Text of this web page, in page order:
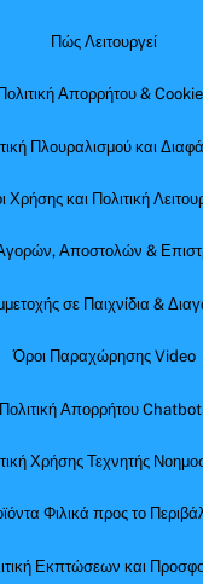
Πώς Λειτουργεί
Πολιτική Απορρήτου &
Πλουραλισμού και
Χρήσης και Πολιτική
Αποστολών &
σε Παιχνίδια &
Όροι Παραχώρησης Video
Πολιτική Απορρήτου
Χρήσης Τεχνητής
Φιλικά προς το
Εκπτώσεων και